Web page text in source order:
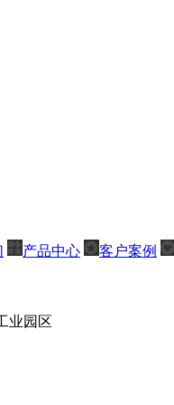
产品中心 客户案例
业园区